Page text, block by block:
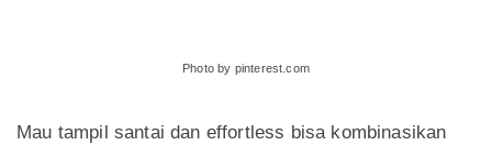
Photo by pinterest.com
Mau tampil santai dan effortless bisa kombinasikan